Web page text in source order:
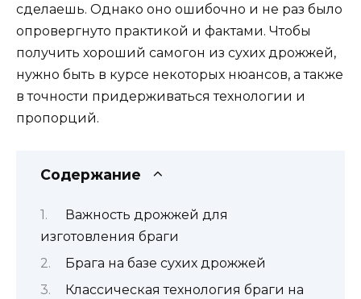
сделаешь. Однако оно ошибочно и не раз было
опровергнуто практикой и фактами. Чтобы
получить хороший самогон из сухих дрожжей,
нужно быть в курсе некоторых нюансов, а также
в точности придерживаться технологии и
пропорций.
Содержание
Важность дрожжей для
изготовления браги
Брага на базе сухих дрожжей
Классическая технология браги на